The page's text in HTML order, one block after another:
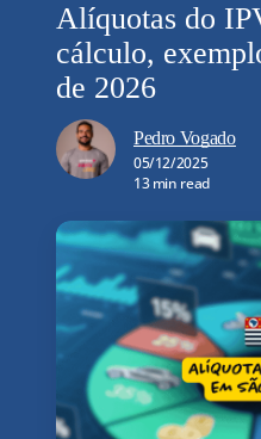
Alíquotas do
cálculo,
de 2026
Pedro Vogado
05/12/2025
13 min read